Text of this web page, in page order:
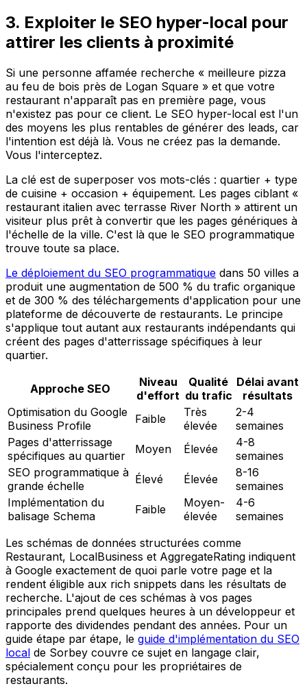
3. Exploiter le SEO hyper-local pour
attirer les clients à proximité
Si une personne affamée recherche « meilleure pizza
au feu de bois près de Logan Square » et que votre
restaurant n'apparaît pas en première page, vous
n'existez pas pour ce client. Le SEO hyper-local est l'un
des moyens les plus rentables de générer des leads, car
l'intention est déjà là. Vous ne créez pas la demande.
Vous l'interceptez.
La clé est de superposer vos mots-clés : quartier + type
de cuisine + occasion + équipement. Les pages ciblant «
restaurant italien avec terrasse River North » attirent un
visiteur plus prêt à convertir que les pages génériques à
l'échelle de la ville. C'est là que le SEO programmatique
trouve toute sa place.
Le déploiement du SEO programmatique dans 50 villes a
produit une augmentation de 500 % du trafic organique
et de 300 % des téléchargements d'application pour une
plateforme de découverte de restaurants. Le principe
s'applique tout autant aux restaurants indépendants qui
créent des pages d'atterrissage spécifiques à leur
quartier.
Approche SEO
Niveau
d'effort
Qualité
du trafic
Délai avant
résultats
Optimisation du Google
Business Profile
Faible
Très
élevée
2-4
semaines
Pages d'atterrissage
spécifiques au quartier
Moyen Élevée
4-8
semaines
SEO programmatique à
grande échelle
Élevé Élevée
8-16
semaines
Implémentation du
balisage Schema
Faible
Moyen-
élevée
4-6
semaines
Les schémas de données structurées comme
Restaurant, LocalBusiness et AggregateRating indiquent
à Google exactement de quoi parle votre page et la
rendent éligible aux rich snippets dans les résultats de
recherche. L'ajout de ces schémas à vos pages
principales prend quelques heures à un développeur et
rapporte des dividendes pendant des années. Pour un
guide étape par étape, le guide d'implémentation du SEO
local de Sorbey couvre ce sujet en langage clair,
spécialement conçu pour les propriétaires de
restaurants.